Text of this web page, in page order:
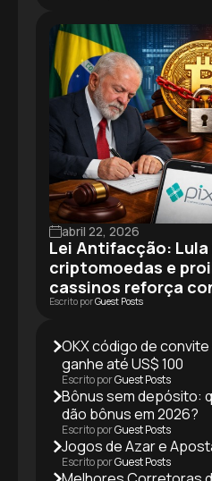
abril 22, 2026
Lei Antifacção:
criptomoedas e
cassinos reforça
Escrito porGuest Posts
OKX código de
ganhe até US$ 100
Escrito porGuest Posts
Bônus sem depósito:
dão bônus em 2026?
Escrito porGuest Posts
Jogos de Azar e
Escrito porGuest Posts